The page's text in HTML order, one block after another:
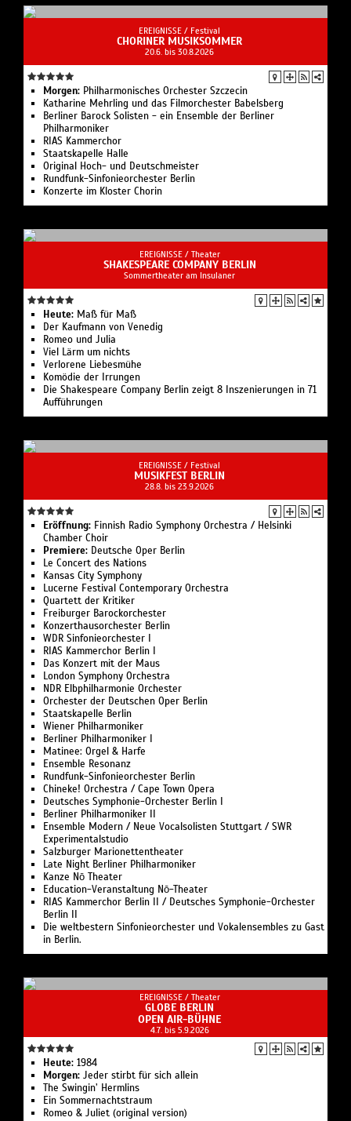
EREIGNISSE / Festival
CHORINER MUSIKSOMMER
20.6. bis 30.8.2026
Morgen: Philharmonisches Orchester Szczecin
Katharine Mehrling und das Filmorchester Babelsberg
Berliner Barock Solisten - ein Ensemble der Berliner
Philharmoniker
RIAS Kammerchor
Staatskapelle Halle
Original Hoch- und Deutschmeister
Rundfunk-Sinfonieorchester Berlin
Konzerte im Kloster Chorin
EREIGNISSE / Theater
SHAKESPEARE COMPANY BERLIN
Sommertheater am Insulaner
Heute: Maß für Maß
Der Kaufmann von Venedig
Romeo und Julia
Viel Lärm um nichts
Verlorene Liebesmühe
Komödie der Irrungen
Die Shakespeare Company Berlin zeigt 8 Inszenierungen in 71
Aufführungen
EREIGNISSE / Festival
MUSIKFEST BERLIN
28.8. bis 23.9.2026
Eröffnung: Finnish Radio Symphony Orchestra / Helsinki
Chamber Choir
Premiere: Deutsche Oper Berlin
Le Concert des Nations
Kansas City Symphony
Lucerne Festival Contemporary Orchestra
Quartett der Kritiker
Freiburger Barockorchester
Konzerthausorchester Berlin
WDR Sinfonieorchester I
RIAS Kammerchor Berlin I
Das Konzert mit der Maus
London Symphony Orchestra
NDR Elbphilharmonie Orchester
Orchester der Deutschen Oper Berlin
Staatskapelle Berlin
Wiener Philharmoniker
Berliner Philharmoniker I
Matinee: Orgel & Harfe
Ensemble Resonanz
Rundfunk-Sinfonieorchester Berlin
Chineke! Orchestra / Cape Town Opera
Deutsches Symphonie-Orchester Berlin I
Berliner Philharmoniker II
Ensemble Modern / Neue Vocalsolisten Stuttgart / SWR
Experimentalstudio
Salzburger Marionettentheater
Late Night Berliner Philharmoniker
Kanze Nō Theater
Education-Veranstaltung Nō-Theater
RIAS Kammerchor Berlin II / Deutsches Symphonie-Orchester
Berlin II
Die weltbestern Sinfonieorchester und Vokalensembles zu Gast
in Berlin.
EREIGNISSE / Theater
GLOBE BERLIN
OPEN AIR-BÜHNE
4.7. bis 5.9.2026
Heute: 1984
Morgen: Jeder stirbt für sich allein
The Swingin’ Hermlins
Ein Sommernachtstraum
Romeo & Juliet (original version)